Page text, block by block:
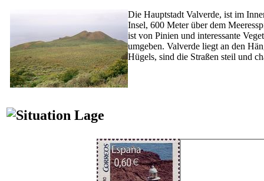
Die Hauptstadt Valverde, ist im
Insel, 600 Meter über dem
ist von Pinien und interessante
umgeben. Valverde liegt an den
Hügels, sind die Straßen steil und
Lage